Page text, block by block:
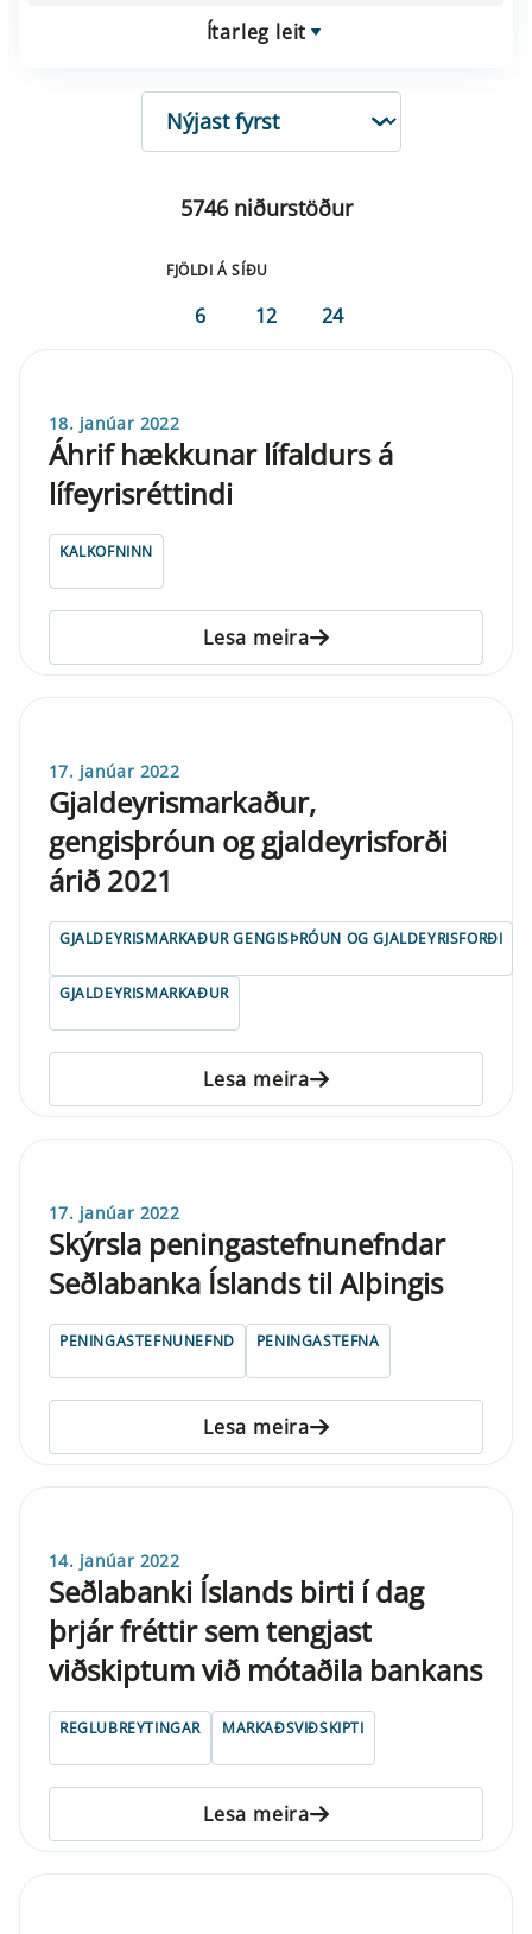
Ítarleg leit
RÖÐUN
5746 niðurstöður
FJÖLDI Á SÍÐU
6 12 24
18. janúar 2022
Áhrif hækkunar lífaldurs á
lífeyrisréttindi
KALKOFNINN
Lesa meira
17. janúar 2022
Gjaldeyrismarkaður,
gengisþróun og gjaldeyrisforði
árið 2021
GJALDEYRISMARKAÐUR GENGISÞRÓUN OG GJALDEYRISFORÐI
GJALDEYRISMARKAÐUR
Lesa meira
17. janúar 2022
Skýrsla peningastefnunefndar
Seðlabanka Íslands til Alþingis
PENINGASTEFNUNEFND PENINGASTEFNA
Lesa meira
14. janúar 2022
Seðlabanki Íslands birti í dag
þrjár fréttir sem tengjast
viðskiptum við mótaðila bankans
REGLUBREYTINGAR MARKAÐSVIÐSKIPTI
Lesa meira